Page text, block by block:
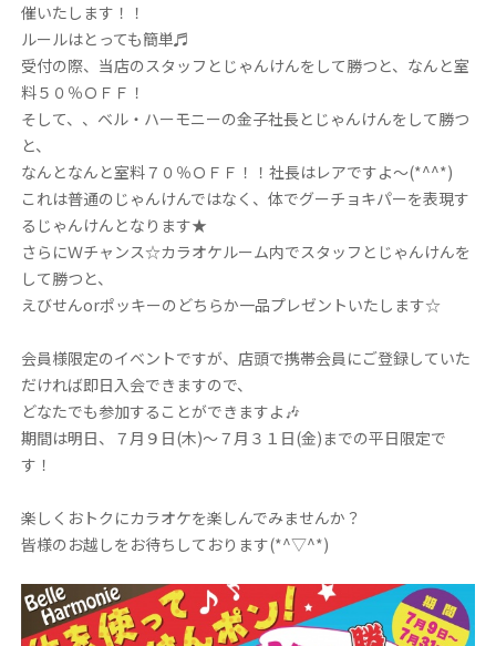
催いたします！！
ルールはとっても簡単♬
受付の際、当店のスタッフとじゃんけんをして勝つと、なんと室
料５０％ＯＦＦ！
そして、、ベル・ハーモニーの金子社長とじゃんけんをして勝つ
と、
なんとなんと室料７０％ＯＦＦ！！社長はレアですよ～(*^^*)
これは普通のじゃんけんではなく、体でグーチョキパーを表現す
るじゃんけんとなります★
さらにＷチャンス☆カラオケルーム内でスタッフとじゃんけんを
して勝つと、
えびせんorポッキーのどちらか一品プレゼントいたします☆
会員様限定のイベントですが、店頭で携帯会員にご登録していた
だければ即日入会できますので、
どなたでも参加することができますよ🎶
期間は明日、７月９日(木)～７月３１日(金)までの平日限定で
す！
楽しくおトクにカラオケを楽しんでみませんか？
皆様のお越しをお待ちしております(*^▽^*)